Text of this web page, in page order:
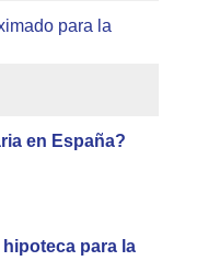
para la
en España?
para la